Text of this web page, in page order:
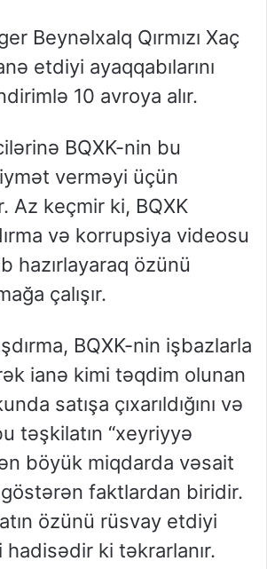
Beynəlxalq Qırmızı Xaç
etdiyi ayaqqabılarını
10 avroya alır.
BQXK-nin bu
verməyi üçün
Az keçmir ki, BQXK
və korrupsiya videosu
hazırlayaraq özünü
çalışır.
BQXK-nin işbazlarla
ianə kimi təqdim olunan
satışa çıxarıldığını və
təşkilatın “xeyriyyə
böyük miqdarda vəsait
faktlardan biridir.
özünü rüsvay etdiyi
hadisədir ki təkrarlanır.